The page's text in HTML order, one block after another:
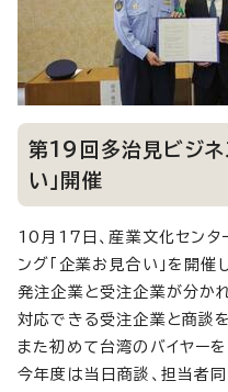
第19回多治見ビジネ
い」開催
10月17日、産業文化センタ
ング「企業お見合い」を開催
発注企業と受注企業が分か
対応できる受注企業と商談
また初めて台湾のバイヤー
今年度は当日商談、担当者